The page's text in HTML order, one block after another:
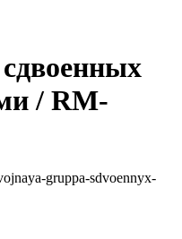
/ RM-
gruppa-sdvoennyx-